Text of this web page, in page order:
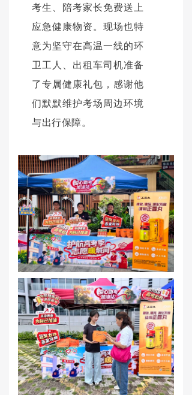
考生、陪考家长免费送上
应急健康物资。现场也特
意为坚守在高温一线的环
卫工人、出租车司机准备
了专属健康礼包，感谢他
们默默维护考场周边环境
与出行保障。